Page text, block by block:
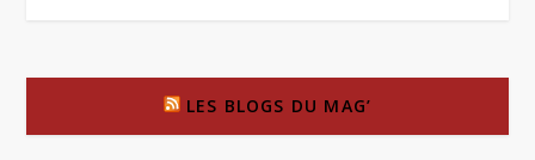
LES BLOGS DU MAG’